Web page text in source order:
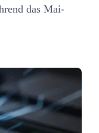
das Mai-